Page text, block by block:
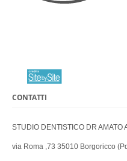
CONTATTI
STUDIO DENTISTICO DR AMATO
via Roma ,73 35010 Borgoricco